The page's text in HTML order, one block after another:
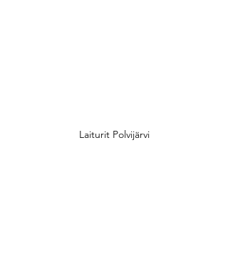
Laiturit Polvijärvi